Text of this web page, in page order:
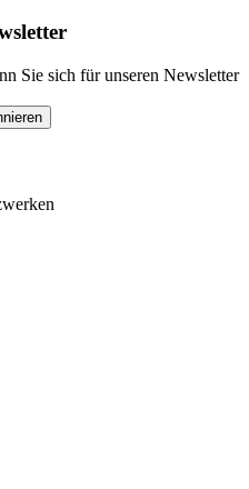
Sie sich für unseren Newsletter